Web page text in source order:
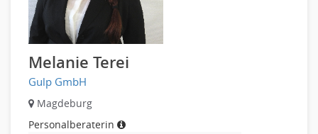
Melanie Terei
Gulp GmbH
Magdeburg
Personalberaterin